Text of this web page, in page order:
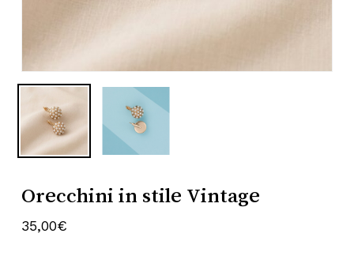
Orecchini in stile Vintage
35,00€
Email*
in questo browser per la prossima